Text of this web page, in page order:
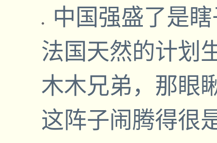
中国强盛了是
法国天然的计划
木木兄弟，那眼
这阵子闹腾得很